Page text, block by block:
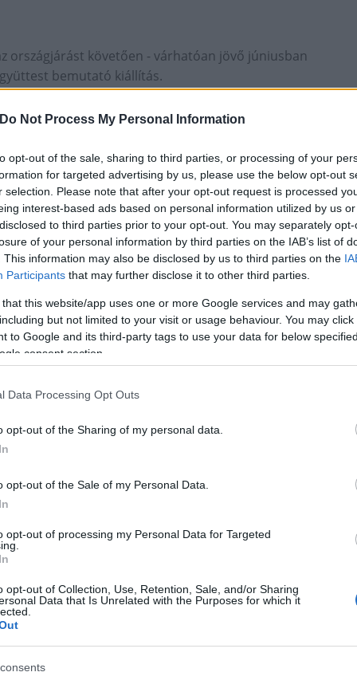
Do Not Process My Personal Information
opt-out of the sale, sharing to third parties, or processing of your
for targeted advertising by us, please use the below opt-out
selection. Please note that after your opt-out request is processed
interest-based ads based on personal information utilized by us
to third parties prior to your opt-out. You may separately
of your personal information by third parties on the IAB’s list of
This information may also be disclosed by us to third parties on the
Participants that may further disclose it to other third parties.
that this website/app uses one or more Google services and may
but not limited to your visit or usage behaviour. You may
to Google and its third-party tags to use your data for below
consent section.
Data Processing Opt Outs
opt-out of the Sharing of my personal data.
opt-out of the Sale of my Personal Data.
opt-out of processing my Personal Data for Targeted
opt-out of Collection, Use, Retention, Sale, and/or Sharing
Data that Is Unrelated with the Purposes for which it
országjárást követően - várhatóan jövő júniusban
bemutató kiállítás.
közölte, hogy már építik a kiállítótermet, hogy
hogy míg a korábbi kiállításnál a város mindent
szerint a Seuso-kincs magyarországi
mellett Kaposváron, Kecskeméten,
majd a közönség.
a Magyar Nemzeti Bank bevonásával a rendőrség
szükséges restaurálási munkák elvégzésére, a
forintot biztosítanak az idei költségvetésben.
leletegyüttes, amelyet néhány
Magyarországon, majd illegális körülmények között
első hét darabot 2014-ben, a második felét idén
végéig a Parlamentben lehetett megtekinteni.
kincsek első hét darabjából összeállított
vonzott. A tárolóvitrinekben ezúttal együtt
használt ezüst edényből álló ókori római
ókori római kori emlékanyagból ízelítőt adó
régész állít össze. Itt a Szabadbattyán